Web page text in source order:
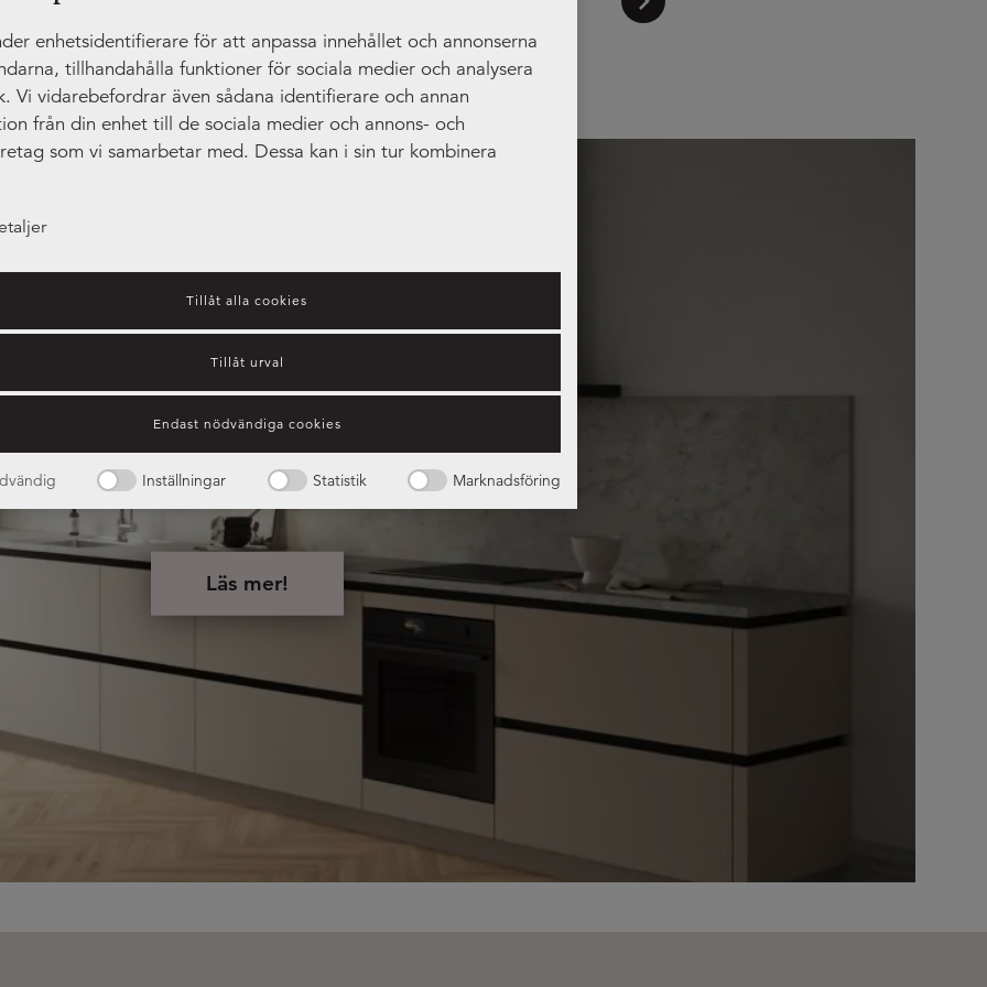
enhetsidentifierare för att anpassa innehållet och annonserna
tillhandahålla funktioner för sociala medier och analysera
Vi vidarebefordrar även sådana identifierare och annan
från din enhet till de sociala medier och annons- och
som vi samarbetar med. Dessa kan i sin tur kombinera
med annan information som du har tillhandahållit eller som
Tillåt alla cookies
Tillåt urval
Endast nödvändiga cookies
Inställningar Statistik Marknadsföring
Guide – bänkskivors olika
egenskaper
Läs mer!